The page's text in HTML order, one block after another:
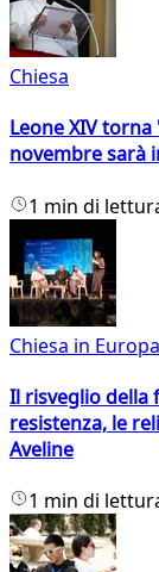
Chiesa
Leone XIV
novembre sarà
1 min di
Chiesa in Europa
Il risveglio della
resistenza, le
Aveline
1 min di